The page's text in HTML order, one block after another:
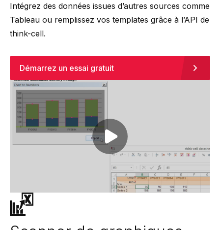
Intégrez des données issues d’autres sources comme
Tableau ou remplissez vos templates grâce à l’API de
think-cell.
Démarrez un essai gratuit
Play video